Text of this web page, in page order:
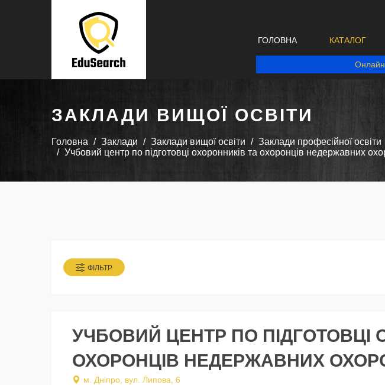
ГОЛОВНА КАТАЛОГ
Онлайн
ЗАКЛАДИ ВИЩОЇ ОСВІТИ
Головна Заклади Заклади вищої освіти
Заклади професійної освіти
Учбовий центр по підготовці охоронників та охоронців недержавних
ФІЛЬТР
УЧБОВИЙ ЦЕНТР ПО ПІДГОТОВЦІ
ОХОРОНЦІВ НЕДЕРЖАВНИХ
м. Дніпро, вул. Липова, 6